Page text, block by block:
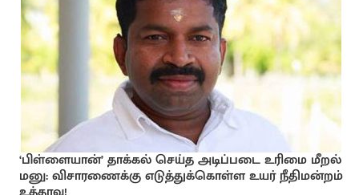
‘பிள்ளையான்’ தாக்கல் செய்த அடிப்படை உரிமை மீறல்
மனு: விசாரணைக்கு எடுத்துக்கொள்ள உயர் நீதிமன்றம்